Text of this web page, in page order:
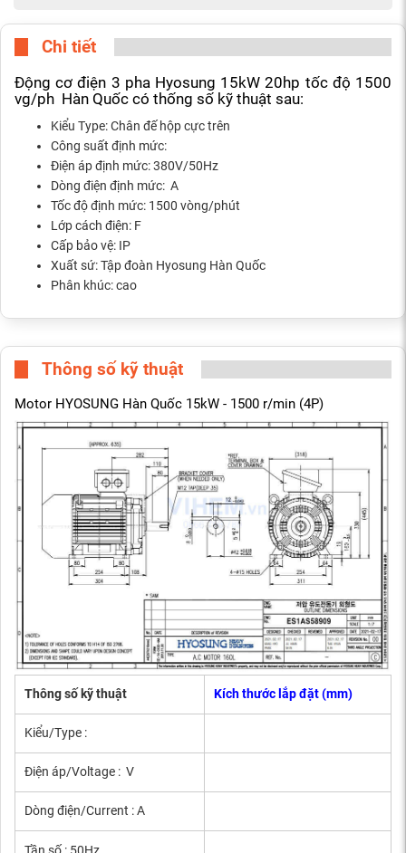
Chi tiết
Động cơ điện 3 pha Hyosung 15kW 20hp tốc độ 1500
vg/ph Hàn Quốc có thống số kỹ thuật sau:
Kiểu Type: Chân đế hộp cực trên
Công suất định mức:
Điện áp định mức: 380V/50Hz
Dòng điện định mức: A
Tốc độ định mức: 1500 vòng/phút
Lớp cách điện: F
Cấp bảo vệ: IP
Xuất sứ: Tập đoàn Hyosung Hàn Quốc
Phân khúc: cao
Thông số kỹ thuật
Motor HYOSUNG Hàn Quốc 15kW - 1500 r/min (4P)
Thông số kỹ thuật Kích thước lắp đặt (mm)
Kiểu/Type :
Điện áp/Voltage : V
Dòng điện/Current : A
Tần số : 50Hz